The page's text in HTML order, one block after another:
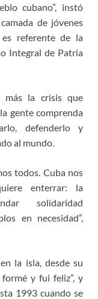
cubano”, instó
de jóvenes
referente de la
Integral de Patria
más la crisis que
gente comprenda
defenderlo y
al mundo.
todos. Cuba nos
enterrar: la
solidaridad
en necesidad”,
la isla, desde su
y fui feliz”, y
1993 cuando se